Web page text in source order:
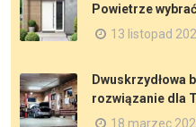
Powietrze
13 listopad
Dwuskrzydłowa
rozwiązanie dla
18 marzec